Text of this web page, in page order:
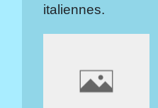
italiennes.